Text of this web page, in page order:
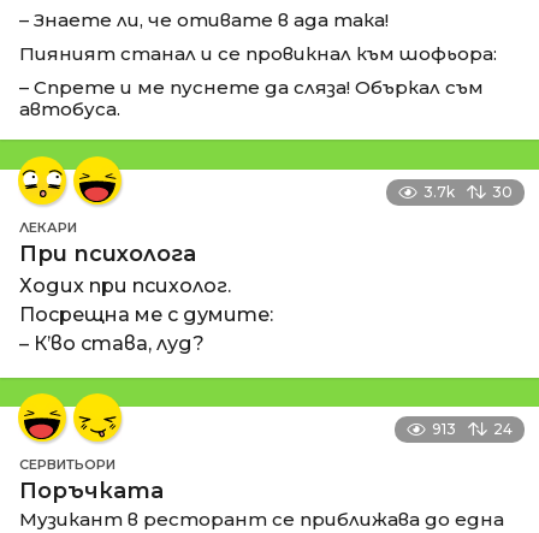
– Знаете ли, че отивате в ада така!
Пияният станал и се провикнал към шофьора:
– Спрете и ме пуснете да сляза! Объркал съм
автобуса.
3.7k 30
ЛЕКАРИ
При психолога
Ходих при психолог.
Посрещна ме с думите:
– К’во става, луд?
913 24
СЕРВИТЬОРИ
Поръчката
Музикант в ресторант се приближава до една